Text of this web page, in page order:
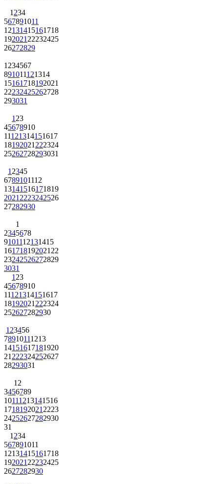
1234
567891011
12131415161718
19202122232425
26272829
1234567
891011121314
15161718192021
22232425262728
293031
123
45678910
11121314151617
18192021222324
25262728293031
12345
6789101112
13141516171819
20212223242526
27282930
1
2345678
9101112131415
16171819202122
23242526272829
3031
123
45678910
11121314151617
18192021222324
252627282930
123456
78910111213
14151617181920
21222324252627
28293031
12
3456789
10111213141516
17181920212223
24252627282930
31
1234
567891011
12131415161718
19202122232425
2627282930